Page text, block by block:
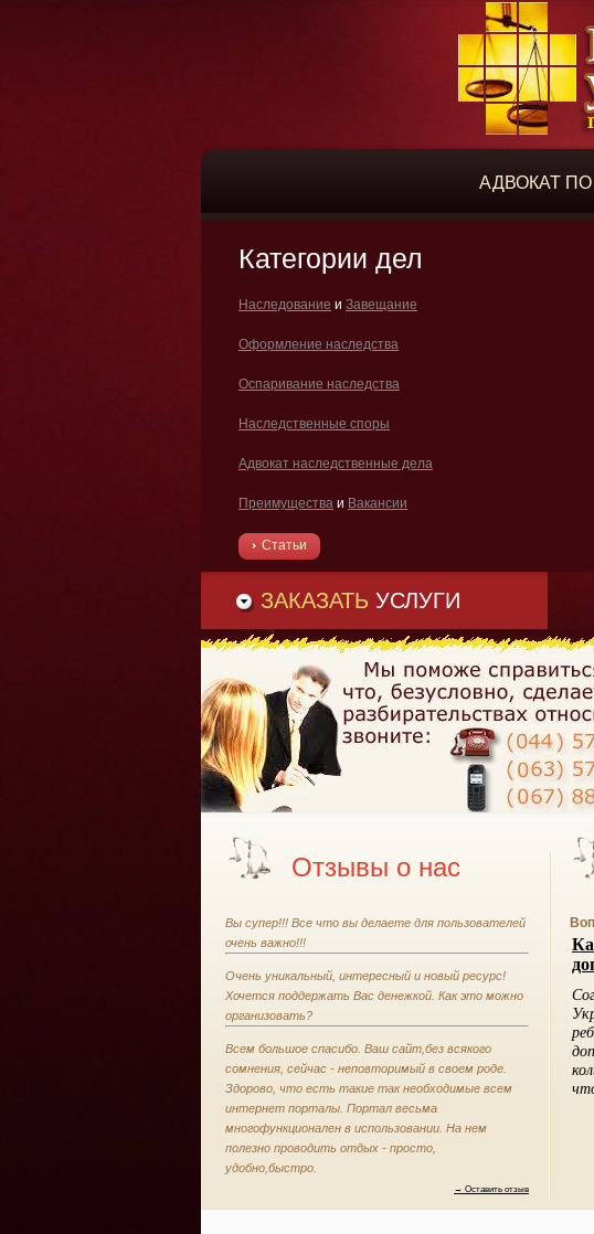
АДВОКАТ
Категории дел
Наследование и Завещание
Оформление наследства
Оспаривание наследства
Наследственные споры
Адвокат наследственные дела
Преимущества и Вакансии
Статьи
ЗАКАЗАТЬ УСЛУГИ
Отзывы о нас
Вы супер!!! Все что вы делаете для пользователей
очень важно!!!
Очень уникальный, интересный и новый ресурс!
Хочется поддержать Вас денежкой. Как это можно
организовать?
Всем большое спасибо. Ваш сайт,без всякого
сомнения, сейчас - неповторимый в своем роде.
Здорово, что есть такие так необходимые всем
интернет порталы. Портал весьма
многофункционален в использовании. На нем
полезно проводить отдых - просто,
удобно,быстро.
→ Оставить отзыв